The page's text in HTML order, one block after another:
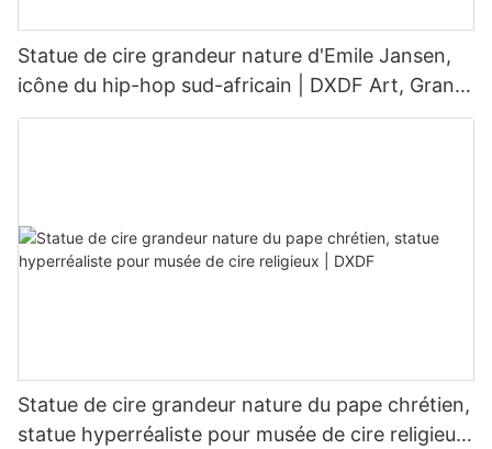
Statue de cire grandeur nature d'Emile Jansen,
icône du hip-hop sud-africain | DXDF Art, Grand
Orient
Statue de cire grandeur nature du pape chrétien,
statue hyperréaliste pour musée de cire religieux